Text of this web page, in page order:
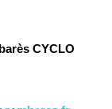
CYCLO